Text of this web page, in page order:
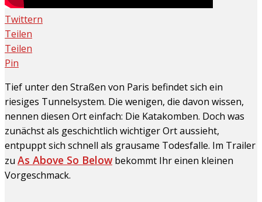
Twittern
Teilen
Teilen
Pin
Tief unter den Straßen von Paris befindet sich ein
riesiges Tunnelsystem. Die wenigen, die davon wissen,
nennen diesen Ort einfach: Die Katakomben. Doch was
zunächst als geschichtlich wichtiger Ort aussieht,
entpuppt sich schnell als grausame Todesfalle. Im Trailer
zu As Above So Below bekommt Ihr einen kleinen
Vorgeschmack.